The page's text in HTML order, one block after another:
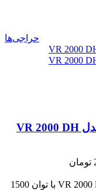
حراجی‌ها
چکش تخریب 15 کیلویی ویوارکس مدل VR 2000 DH با توان 1500